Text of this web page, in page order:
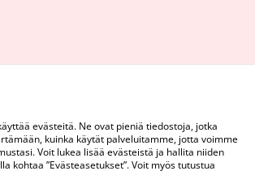
Tietosuojaseloste
Evästeiden käyttö
evästeitä. Ne ovat pieniä tiedostoja, jotka
kuinka käytät palveluitamme, jotta voimme
Voit lukea lisää evästeistä ja hallita niiden
kohtaa ”Evästeasetukset”. Voit myös tutustua